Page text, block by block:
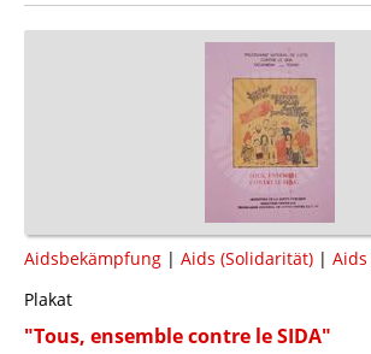
Aidsbekämpfung | Aids (Solidarität) | Aids
Plakat
"Tous, ensemble contre le SIDA"